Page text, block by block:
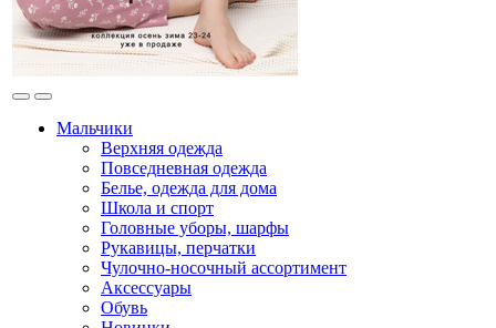
Мальчики
Верхняя одежда
Повседневная одежда
Белье, одежда для дома
Школа и спорт
Головные уборы, шарфы
Рукавицы, перчатки
Чулочно-носочный ассортимент
Аксессуары
Обувь